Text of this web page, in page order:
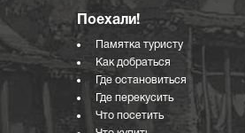
Поехали!
Памятка туристу
Как добраться
Где остановиться
Где перекусить
Что посетить